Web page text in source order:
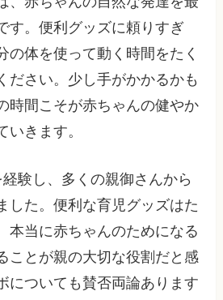
す。便利グッズに頼りすぎ
の体を使って動く時間をたく
ださい。少し手がかかるかも
時間こそが赤ちゃんの健やか
いきます。
験し、多くの親御さんから
した。便利な育児グッズはた
本当に赤ちゃんのためになる
ことが親の大切な役割だと感
についても賛否両論あります